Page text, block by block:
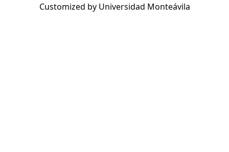
Customized by Universidad Monteávila